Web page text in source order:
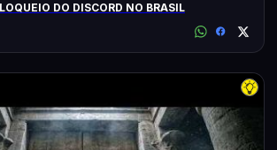
DO DISCORD NO BRASIL